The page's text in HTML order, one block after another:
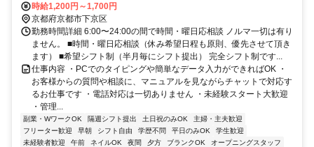
時給1,200円～1,700円
京都府京都市下京区
勤務時間詳細 6:00〜24:00の間で時間・曜日応相談 ノルマ一切は有り
ません。 ■時間・曜日応相談（休み希望日程も原則、優先させて頂き
ます） ■希望シフト制（半月毎にシフト提出） 完全シフト制です...
仕事内容 ・PCでのタイピングや簡単なデータ入力ができればOK ・
お客様からの質問や相談に、マニュアルを見ながらチャットで対応す
るお仕事です ・電話対応は一切ありません ・未経験スタート大歓迎
・管理...
副業・WワークOK 隔週シフト提出 土日祝のみOK
主婦・主夫歓迎
フリーター歓迎
早朝 シフト自由 学歴不問 平日のみOK
学生歓迎
未経験者歓迎
午前 ネイルOK 夜間 夕方 ブランクOK
オープニングスタッフ